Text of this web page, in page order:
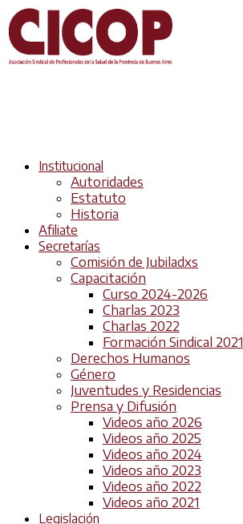
Institucional
Autoridades
Estatuto
Historia
Afiliate
Secretarías
Comisión de Jubiladxs
Capacitación
Curso 2024-2026
Charlas 2023
Charlas 2022
Formación Sindical 2021
Derechos Humanos
Género
Juventudes y Residencias
Prensa y Difusión
Videos año 2026
Videos año 2025
Videos año 2024
Videos año 2023
Videos año 2022
Videos año 2021
Legislación